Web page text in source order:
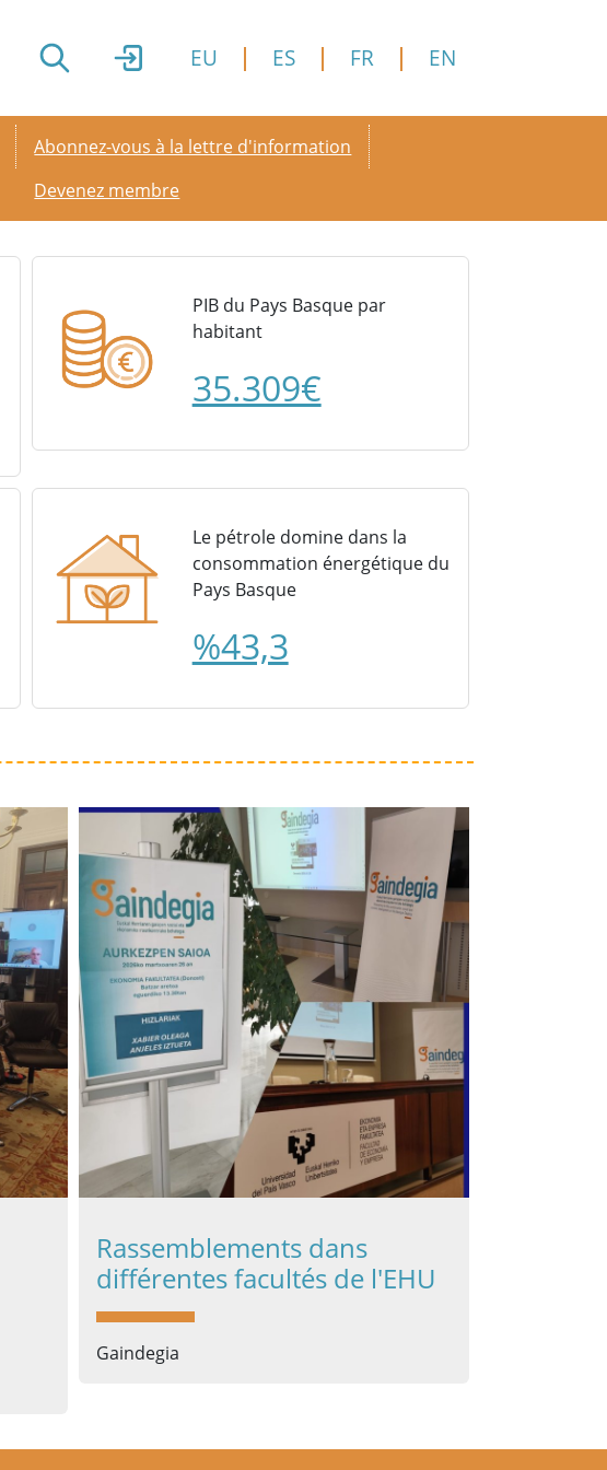
EU ES FR EN
Secondary menu
Abonnez-vous à la lettre d'information
Devenez membre
PIB du Pays Basque par
habitant
35.309€
Le pétrole domine dans la
consommation énergétique du
Pays Basque
%43,3
Rassemblements dans
différentes facultés de l'EHU
Gaindegia